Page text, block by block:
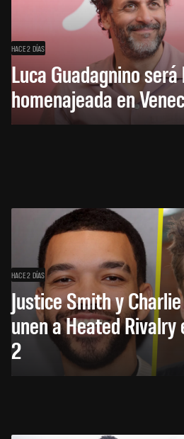
HACE 2 DÍAS
Luca Guadagnino
homenajeada en
HACE 2 DÍAS
Justice Smith y
unen a Heated
2